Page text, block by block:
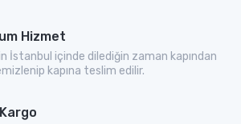
Hizmet
İstanbul içinde dilediğin zaman kapından
kapına teslim edilir.